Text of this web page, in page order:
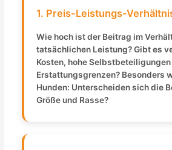
1. Preis-Leistungs-
Wie hoch ist der Beitrag im
tatsächlichen Leistung? Gibt es
Kosten, hohe
Erstattungsgrenzen? Besonders
Hunden: Unterscheiden sich die
Größe und Rasse?